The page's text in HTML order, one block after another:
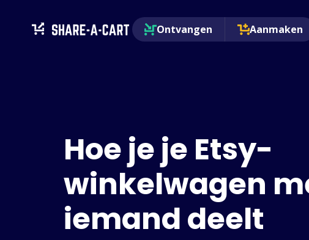
Ontvangen Aanmaken
Hoe je je Etsy-
winkelwagen
iemand deelt